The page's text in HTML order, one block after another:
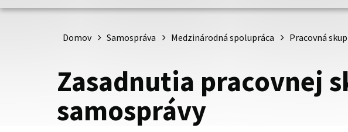
Domov Samospráva Medzinárodná spolupráca Pracovná
Zasadnutia pracovnej
samosprávy